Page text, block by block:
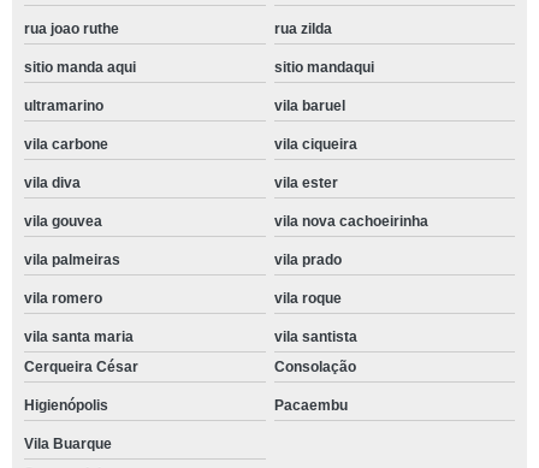
rua joao ruthe rua zilda
sitio manda aqui sitio mandaqui
ultramarino vila baruel
vila carbone vila ciqueira
vila diva vila ester
vila gouvea vila nova cachoeirinha
vila palmeiras vila prado
vila romero vila roque
vila santa maria
vila santista
Cerqueira César
Consolação
Higienópolis Pacaembu
Vila Buarque